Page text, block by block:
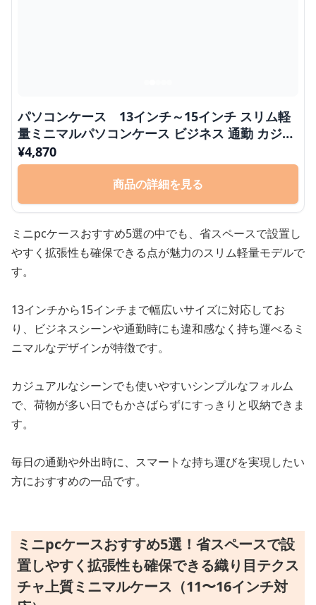
パソコンケース 13インチ～15インチ スリム軽
量ミニマルパソコンケース ビジネス 通勤 カジュ
アル
¥4,870
商品の詳細を見る
ミニpcケースおすすめ5選の中でも、省スペースで設置し
やすく拡張性も確保できる点が魅力のスリム軽量モデルで
す。
13インチから15インチまで幅広いサイズに対応してお
り、ビジネスシーンや通勤時にも違和感なく持ち運べるミ
ニマルなデザインが特徴です。
カジュアルなシーンでも使いやすいシンプルなフォルム
で、荷物が多い日でもかさばらずにすっきりと収納できま
す。
毎日の通勤や外出時に、スマートな持ち運びを実現したい
方におすすめの一品です。
ミニpcケースおすすめ5選！省スペースで設
置しやすく拡張性も確保できる織り目テクス
チャ上質ミニマルケース（11〜16インチ対